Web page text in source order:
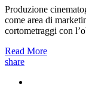
Produzione
come area di
cortometraggi con
Read More
share